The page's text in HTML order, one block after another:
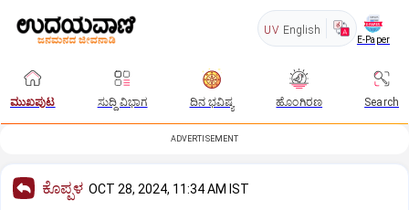
UV English
E-Paper
ಮುಖಪುಟ ಸುದ್ದಿ ವಿಭಾಗ ದಿನ ಭವಿಷ್ಯ ಹೊಂಗಿರಣ Search
ADVERTISEMENT
ಕೊಪ್ಪಳ OCT 28, 2024, 11:34 AM IST